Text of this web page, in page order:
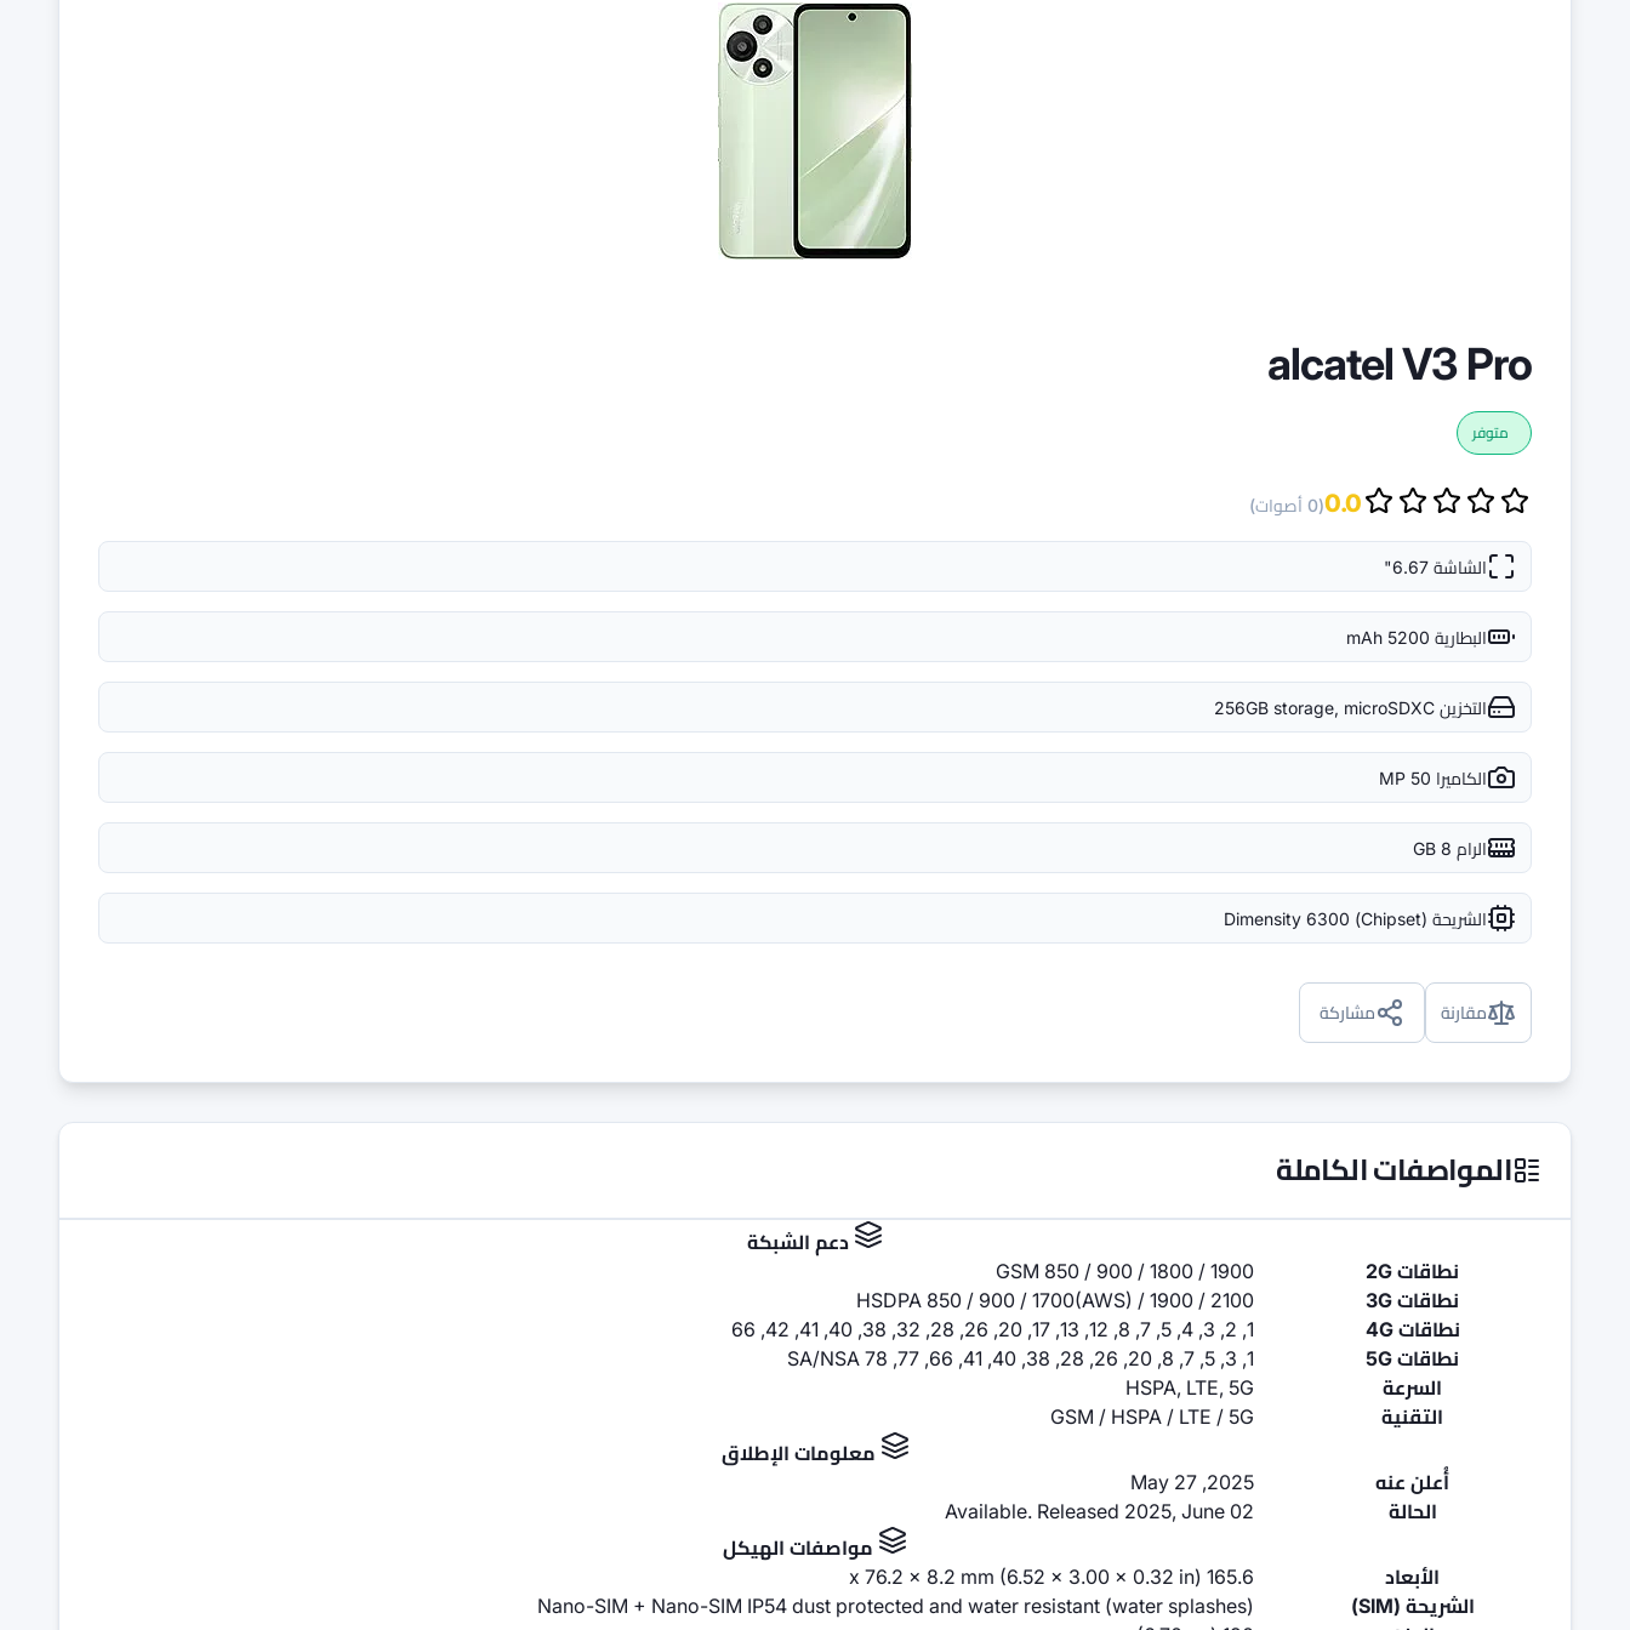
alcatel V3 Pro
متوفر
0.0(0 أصوات)
الشاشة 6.67"
البطارية 5200 mAh
التخزين 256GB storage, microSDXC
الكاميرا 50 MP
الرام 8 GB
الشريحة (Chipset) Dimensity 6300
مقارنة مشاركة
المواصفات الكاملة
دعم الشبكة
نطاقات 2G
GSM 850 / 900 / 1800 / 1900
نطاقات 3G
HSDPA 850 / 900 / 1700(AWS) / 1900 / 2100
نطاقات 4G
1, 2, 3, 4, 5, 7, 8, 12, 13, 17, 20, 26, 28, 32, 38, 40, 41, 42, 66
نطاقات 5G
1, 3, 5, 7, 8, 20, 26, 28, 38, 40, 41, 66, 77, 78 SA/NSA
السرعة
HSPA, LTE, 5G
التقنية
GSM / HSPA / LTE / 5G
معلومات الإطلاق
أُعلن عنه
2025, May 27
الحالة
Available. Released 2025, June 02
مواصفات الهيكل
الأبعاد
165.6 x 76.2 x 8.2 mm (6.52 x 3.00 x 0.32 in)
الشريحة (SIM)
Nano-SIM + Nano-SIM IP54 dust protected and water resistant (water splashes)